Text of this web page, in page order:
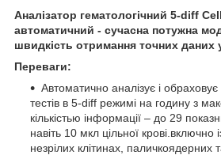
Аналізатор гематологічний 5-diff
автоматичний - сучасна потужна
швидкість отримання точних даних
Переваги:
Автоматично аналізує і обраховує
тестів в 5-diff режимі на годину з
кількістью інформації – до 29
навіть 10 мкл цільної крові.включно
незрілих клітинах, паличкоядерних